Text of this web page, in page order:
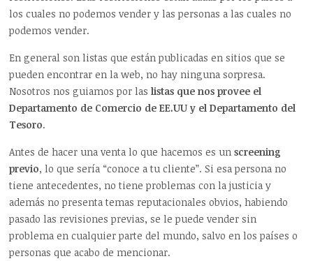
los cuales no podemos vender y las personas a las cuales no
podemos vender.
En general son listas que están publicadas en sitios que se
pueden encontrar en la web, no hay ninguna sorpresa.
Nosotros nos guiamos por laslistas que nos provee el
Departamento de Comercio de EE.UU y el Departamento del
Tesoro.
Antes de hacer una venta lo que hacemos es unscreening
previo, lo que sería “conoce a tu cliente”. Si esa persona no
tiene antecedentes, no tiene problemas con la justicia y
además no presenta temas reputacionales obvios, habiendo
pasado las revisiones previas, se le puede vender sin
problema en cualquier parte del mundo, salvo en los países o
personas que acabo de mencionar.